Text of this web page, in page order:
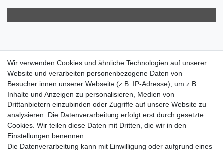
Versandkosten
Der Weg zur eigenen Klimaanlage
Inbetriebnahme & Serviceleistungen
Für Interessierte aus der Schweiz
Klimaanlage = Wärmepumpe
Hilfe
Bankverbindung:
encliso GmbH
Wir verwenden Cookies und ähnliche Technologien auf unserer
Website und verarbeiten personenbezogene Daten von
Besucher:innen unserer Webseite (z.B. IP-Adresse), um z.B.
Inhalte und Anzeigen zu personalisieren, Medien von
Drittanbietern einzubinden oder Zugriffe auf unsere Website zu
analysieren. Die Datenverarbeitung erfolgt erst durch gesetzte
Cookies. Wir teilen diese Daten mit Dritten, die wir in den
Einstellungen benennen.
Die Datenverarbeitung kann mit Einwilligung oder aufgrund eines